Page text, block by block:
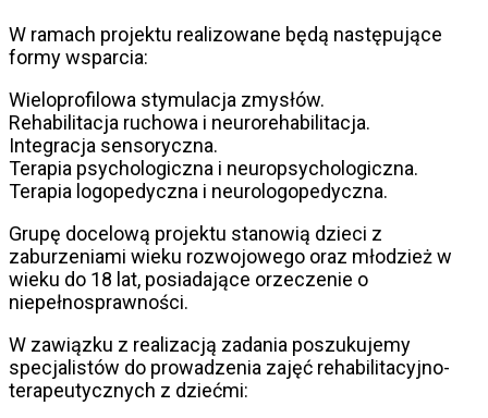
W ramach projektu realizowane będą następujące
formy wsparcia:
Wieloprofilowa stymulacja zmysłów.
Rehabilitacja ruchowa i neurorehabilitacja.
Integracja sensoryczna.
Terapia psychologiczna i neuropsychologiczna.
Terapia logopedyczna i neurologopedyczna.
Grupę docelową projektu stanowią dzieci z
zaburzeniami wieku rozwojowego oraz młodzież w
wieku do 18 lat, posiadające orzeczenie o
niepełnosprawności.
W zawiązku z realizacją zadania poszukujemy
specjalistów do prowadzenia zajęć rehabilitacyjno-
terapeutycznych z dziećmi: